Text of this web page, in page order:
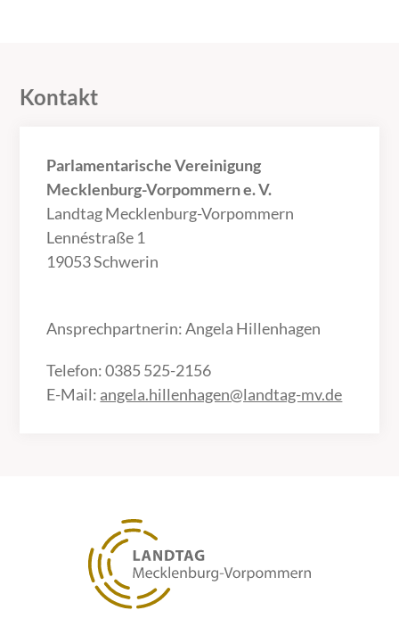
Kontakt
Parlamentarische Vereinigung
Mecklenburg-Vorpommern e. V.
Landtag Mecklenburg-Vorpommern
Lennéstraße 1
19053 Schwerin
Ansprechpartnerin: Angela Hillenhagen
Telefon: 0385 525-2156
E-Mail: angela.hillenhagen@landtag-mv.de